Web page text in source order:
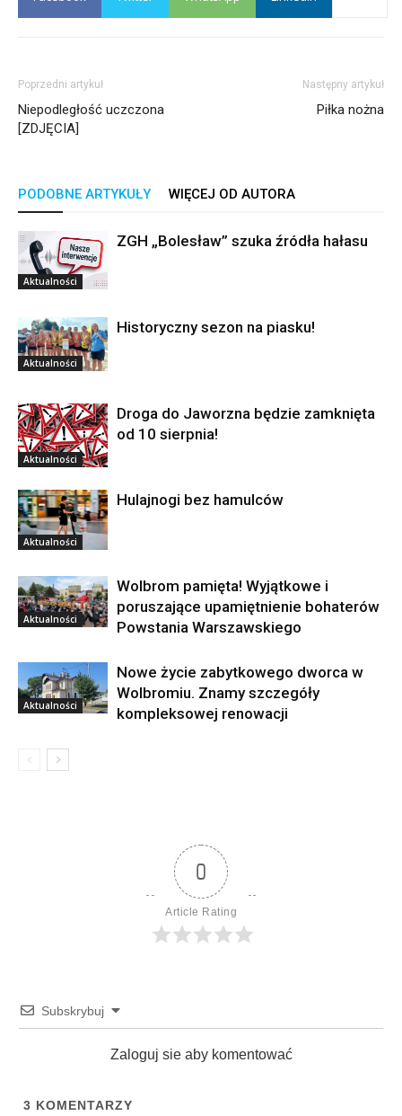
Poprzedni artykuł
Niepodległość uczczona
[ZDJĘCIA]
Następny artykuł
Piłka nożna
PODOBNE ARTYKUŁY WIĘCEJ OD AUTORA
Aktualności
ZGH „Bolesław” szuka źródła hałasu
Aktualności
Historyczny sezon na piasku!
Aktualności
Droga do Jaworzna będzie zamknięta
od 10 sierpnia!
Aktualności
Hulajnogi bez hamulców
Aktualności
Wolbrom pamięta! Wyjątkowe i
poruszające upamiętnienie bohaterów
Powstania Warszawskiego
Aktualności
Nowe życie zabytkowego dworca w
Wolbromiu. Znamy szczegóły
kompleksowej renowacji
0
Article Rating
Subskrybuj
Zaloguj sie aby komentować
3 KOMENTARZY